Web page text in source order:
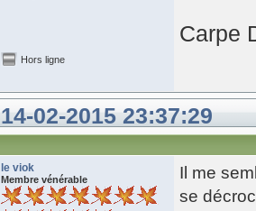
Carpe
Hors ligne
14-02-2015 23:37:29
le viok
Membre vénérable
Il me
se